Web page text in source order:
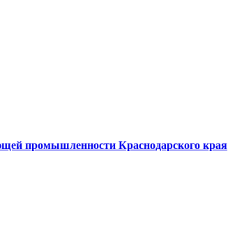
промышленности Краснодарского края